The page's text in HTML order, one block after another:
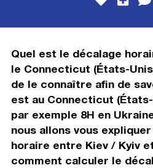
Quel est le décalage
le Connecticut (États-
de le connaître afin de
est au Connecticut
par exemple 8H en
nous allons vous
horaire entre Kiev / Kyiv
comment calculer le